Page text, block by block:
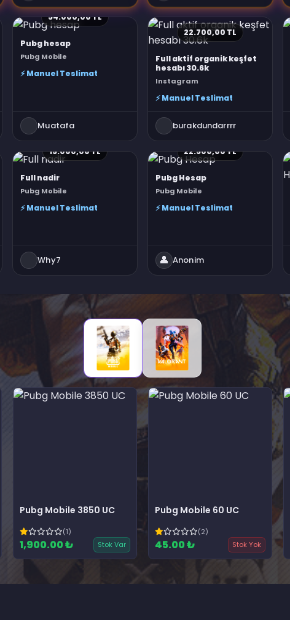
54.000,00 TL
Pubg hesap
Pubg Mobile
⚡ Manuel Teslimat
Muatafa
22.700,00 TL
Full aktif organik keşfet
hesabı 30.6k
Instagram
⚡ Manuel Teslimat
burakdundarrrr
15.000,00 TL
Full nadir
Pubg Mobile
⚡ Manuel Teslimat
Why7
22.500,00 TL
Pubg Hesap
Pubg Mobile
⚡ Manuel Teslimat
👤 Anonim
Pubg Mobile 3850 UC
(1)
1,900.00 ₺ Stok Var
Pubg Mobile 60 UC
(2)
45.00 ₺ Stok Yok